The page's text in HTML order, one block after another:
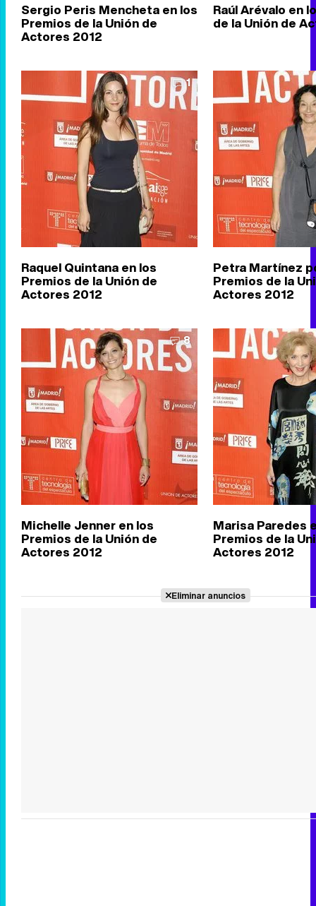
Sergio Peris Mencheta en los
Premios de la Unión de
Actores 2012
Raúl Arévalo en
de la Unión de
1
Raquel Quintana en los
Premios de la Unión de
Actores 2012
Petra Martínez
Premios de la
Actores 2012
8
Michelle Jenner en los
Premios de la Unión de
Actores 2012
Marisa Paredes
Premios de la
Actores 2012
Eliminar anuncios